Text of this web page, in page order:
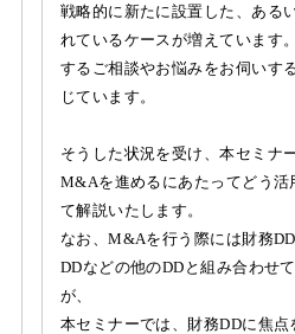
戦略的に新たに設置した、ある
れているケースが増えています
するご相談やお悩みをお伺いす
じています。
そうした状況を受け、本セミナ
M&Aを進めるにあたってどう活
て解説いたします。
なお、M&Aを行う際には財務
DDなどの他のDDと組み合わせ
が、
本セミナーでは、財務DDに焦